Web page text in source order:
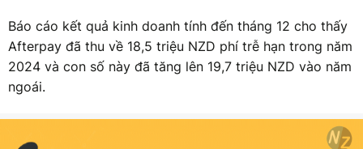
Báo cáo kết quả kinh doanh tính đến tháng 12 cho thấy
Afterpay đã thu về 18,5 triệu NZD phí trễ hạn trong năm
2024 và con số này đã tăng lên 19,7 triệu NZD vào năm
ngoái.